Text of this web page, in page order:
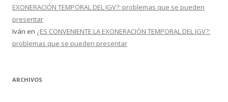
EXONERACIÓN TEMPORAL DEL IGV?: problemas que se pueden
presentar
Iván en ¿ES CONVENIENTE LA EXONERACIÓN TEMPORAL DEL IGV?:
problemas que se pueden presentar
ARCHIVOS